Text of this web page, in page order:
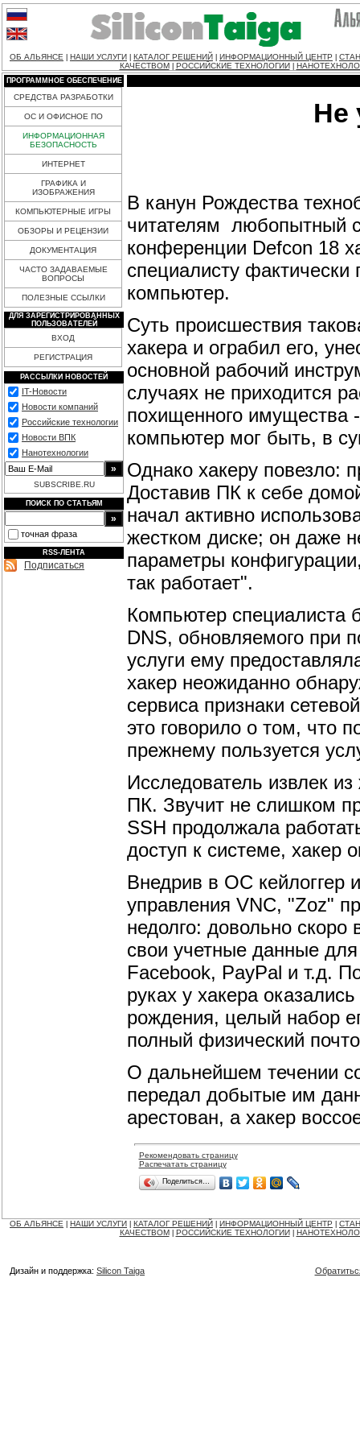
ОБ АЛЬЯНСЕ НАШИ УСЛУГИ КАТАЛОГ РЕШЕНИЙ ИНФОРМАЦИОННЫЙ ЦЕНТР
КАЧЕСТВОМ
РОССИЙСКИЕ ТЕХНОЛОГИИ
ПРОГРАММНОЕ ОБЕСПЕЧЕНИЕ
СРЕДСТВА РАЗРАБОТКИ
ОС И ОФИСНОЕ ПО
ИНФОРМАЦИОННАЯ
БЕЗОПАСНОСТЬ
ИНТЕРНЕТ
ГРАФИКА И
ИЗОБРАЖЕНИЯ
КОМПЬЮТЕРНЫЕ ИГРЫ
ОБЗОРЫ И РЕЦЕНЗИИ
ДОКУМЕНТАЦИЯ
ЧАСТО ЗАДАВАЕМЫЕ
ВОПРОСЫ
ПОЛЕЗНЫЕ ССЫЛКИ
ДЛЯ ЗАРЕГИСТРИРОВАННЫХ
ПОЛЬЗОВАТЕЛЕЙ
ВХОД
РЕГИСТРАЦИЯ
РАССЫЛКИ НОВОСТЕЙ
IT-Новости
Новости компаний
Российские технологии
Новости ВПК
Нанотехнологии
SUBSCRIBE.RU
ПОИСК ПО СТАТЬЯМ
точная фраза
RSS-ЛЕНТА
Подписаться
Не
В канун Рождества
читателям любопытный
конференции Defcon 18
специалисту
компьютер.
Суть происшествия
хакера и ограбил его,
основной рабочий
случаях не приходится
похищенного имущества
компьютер мог быть, в
Однако хакеру повезло:
Доставив ПК к себе
начал активно
жестком диске; он даже
параметры
так работает".
Компьютер специалиста
DNS, обновляемого при
услуги ему
хакер неожиданно
сервиса признаки
это говорило о том, что
прежнему пользуется
Исследователь извлек
ПК. Звучит не слишком
SSH продолжала
доступ к системе, хакер
Внедрив в ОС кейлоггер
управления VNC, "Zoz"
недолго: довольно скоро
свои учетные данные
Facebook, PayPal и т.д.
руках у хакера
рождения, целый набор
полный физический
О дальнейшем течении
передал добытые им
арестован, а хакер
Рекомендовать страницу
Распечатать страницу
Поделиться…
ОБ АЛЬЯНСЕ НАШИ УСЛУГИ КАТАЛОГ РЕШЕНИЙ ИНФОРМАЦИОННЫЙ ЦЕНТР
КАЧЕСТВОМ
РОССИЙСКИЕ ТЕХНОЛОГИИ
Дизайн и поддержка: Silicon Taiga